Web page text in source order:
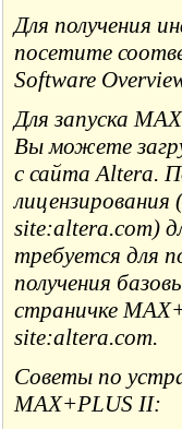
Для получения
посетите
Software
Для запуска
Вы можете
с сайта Altera.
site:altera.com)
требуется для
получения
страничке
site:altera.com.
Советы по
MAX+PLUS II: